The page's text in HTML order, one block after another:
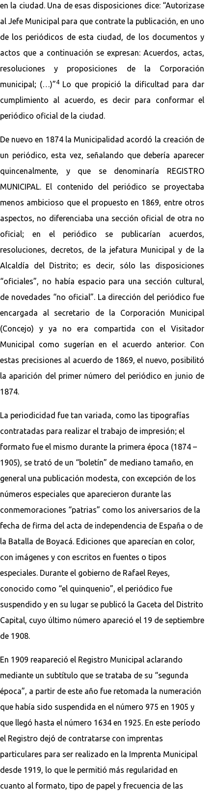
en la ciudad. Una de esas disposiciones dice: “Autorizase
al Jefe Municipal para que contrate la publicación, en uno
de los periódicos de esta ciudad, de los documentos y
actos que a continuación se expresan: Acuerdos, actas,
resoluciones y proposiciones de la Corporación
municipal; (…)”4 Lo que propició la dificultad para dar
cumplimiento al acuerdo, es decir para conformar el
periódico oficial de la ciudad.
De nuevo en 1874 la Municipalidad acordó la creación de
un periódico, esta vez, señalando que debería aparecer
quincenalmente, y que se denominaría REGISTRO
MUNICIPAL. El contenido del periódico se proyectaba
menos ambicioso que el propuesto en 1869, entre otros
aspectos, no diferenciaba una sección oficial de otra no
oficial; en el periódico se publicarían acuerdos,
resoluciones, decretos, de la jefatura Municipal y de la
Alcaldía del Distrito; es decir, sólo las disposiciones
“oficiales”, no había espacio para una sección cultural,
de novedades “no oficial”. La dirección del periódico fue
encargada al secretario de la Corporación Municipal
(Concejo) y ya no era compartida con el Visitador
Municipal como sugerían en el acuerdo anterior. Con
estas precisiones al acuerdo de 1869, el nuevo, posibilitó
la aparición del primer número del periódico en junio de
1874.
La periodicidad fue tan variada, como las tipografías
contratadas para realizar el trabajo de impresión; el
formato fue el mismo durante la primera época (1874 –
1905), se trató de un “boletín” de mediano tamaño, en
general una publicación modesta, con excepción de los
números especiales que aparecieron durante las
conmemoraciones “patrias” como los aniversarios de la
fecha de firma del acta de independencia de España o de
la Batalla de Boyacá. Ediciones que aparecían en color,
con imágenes y con escritos en fuentes o tipos
especiales. Durante el gobierno de Rafael Reyes,
conocido como “el quinquenio”, el periódico fue
suspendido y en su lugar se publicó la Gaceta del Distrito
Capital, cuyo último número apareció el 19 de septiembre
de 1908.
En 1909 reapareció el Registro Municipal aclarando
mediante un subtítulo que se trataba de su “segunda
época”, a partir de este año fue retomada la numeración
que había sido suspendida en el número 975 en 1905 y
que llegó hasta el número 1634 en 1925. En este período
el Registro dejó de contratarse con imprentas
particulares para ser realizado en la Imprenta Municipal
desde 1919, lo que le permitió más regularidad en
cuanto al formato, tipo de papel y frecuencia de las